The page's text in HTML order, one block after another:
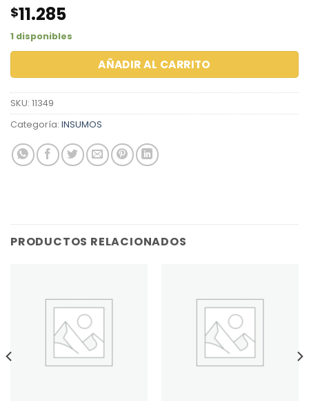
$11.285
1 disponibles
AÑADIR AL CARRITO
SKU: 11349
Categoría: INSUMOS
PRODUCTOS RELACIONADOS